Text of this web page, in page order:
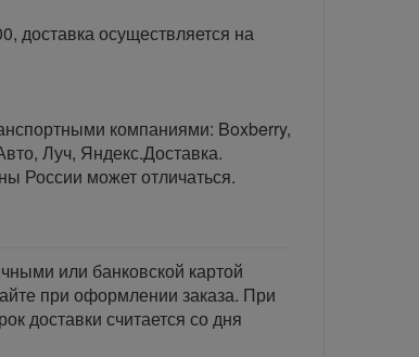
доставка осуществляется на
компаниями: Boxberry,
Луч, Яндекс.Доставка.
России может отличаться.
или банковской картой
при оформлении заказа. При
доставки считается со дня